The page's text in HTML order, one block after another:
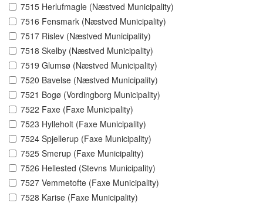
7515 Herlufmagle (Næstved Municipality)
7516 Fensmark (Næstved Municipality)
7517 Rislev (Næstved Municipality)
7518 Skelby (Næstved Municipality)
7519 Glumsø (Næstved Municipality)
7520 Bavelse (Næstved Municipality)
7521 Bogø (Vordingborg Municipality)
7522 Faxe (Faxe Municipality)
7523 Hylleholt (Faxe Municipality)
7524 Spjellerup (Faxe Municipality)
7525 Smerup (Faxe Municipality)
7526 Hellested (Stevns Municipality)
7527 Vemmetofte (Faxe Municipality)
7528 Karise (Faxe Municipality)